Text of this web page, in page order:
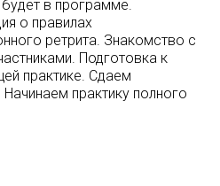
в программе.
о правилах
ретрита. Знакомство с
Подготовка к
практике. Сдаем
практику полного